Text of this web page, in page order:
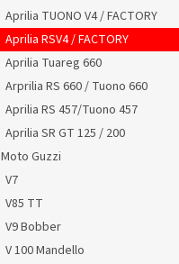
Aprilia TUONO V4 / FACTORY
Aprilia RSV4 / FACTORY
Aprilia Tuareg 660
Arprilia RS 660 / Tuono 660
Aprilia RS 457/Tuono 457
Aprilia SR GT 125 / 200
Moto Guzzi
V7
V85 TT
V9 Bobber
V 100 Mandello